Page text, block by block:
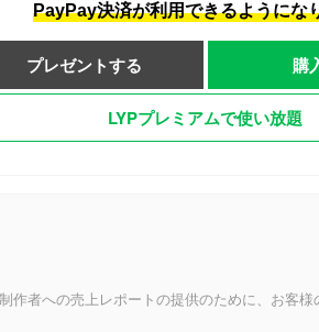
PayPay決済が利用できるようにな
プレゼントする 購
LYPプレミアムで使い放題
作者への売上レポートの提供のために、お客様